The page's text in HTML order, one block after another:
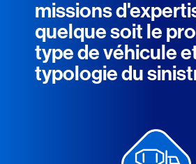
missions
quelque soit le
type de véhicule
typologie du